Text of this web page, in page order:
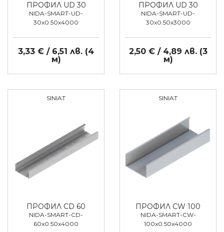
ПРОФИЛ UD 30
NIDA-SMART-UD-
30x0.50x4000
3,33 € / 6,51 лв. (4
м)
ПРОФИЛ UD 30
NIDA-SMART-UD-
30x0.50x3000
2,50 € / 4,89 лв. (3
м)
SINIAT
ПРОФИЛ CD 60
NIDA-SMART-CD-
60x0.50x4000
SINIAT
ПРОФИЛ CW 100
NIDA-SMART-CW-
100x0.50x4000